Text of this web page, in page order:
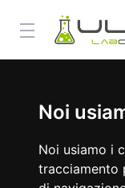
Noi
Noi usiamo i
tracciamento